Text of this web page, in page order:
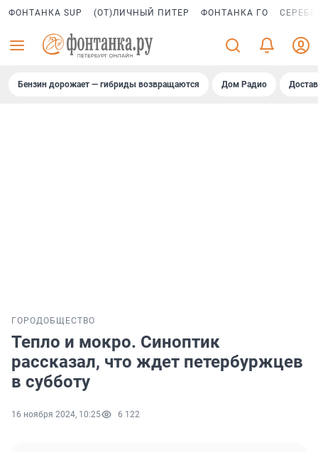
ФОНТАНКА SUP (ОТ)ЛИЧНЫЙ ПИТЕР ФОНТАНКА ГО
Бензин дорожает — гибриды возвращаются Дом Радио
ГОРОДОБЩЕСТВО
Тепло и мокро. Синоптик
рассказал, что ждет петербуржцев
в субботу
16 ноября 2024, 10:25 6 122